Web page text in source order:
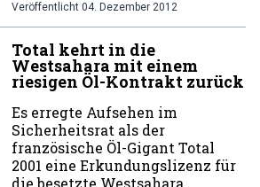
Veröffentlicht 04. Dezember 2012
Total kehrt in die
Westsahara mit einem
riesigen Öl-Kontrakt zurück
Es erregte Aufsehen im
Sicherheitsrat als der
französische Öl-Gigant Total
2001 eine Erkundungslizenz für
die besetzte Westsahara